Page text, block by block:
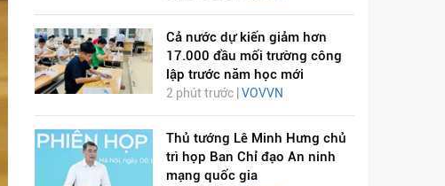
Cả nước dự kiến giảm hơn
17.000 đầu mối trường công
lập trước năm học mới
2 phút trước | VOVVN
Thủ tướng Lê Minh Hưng chủ
trì họp Ban Chỉ đạo An ninh
mạng quốc gia